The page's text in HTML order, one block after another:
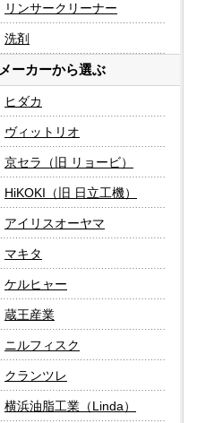
リンサークリーナー
洗剤
メーカーから選ぶ
ヒダカ
ヴィットリオ
京セラ（旧 リョービ）
HiKOKI（旧 日立工機）
アイリスオーヤマ
マキタ
ケルヒャー
蔵王産業
ニルフィスク
クランツレ
横浜油脂工業（Linda）